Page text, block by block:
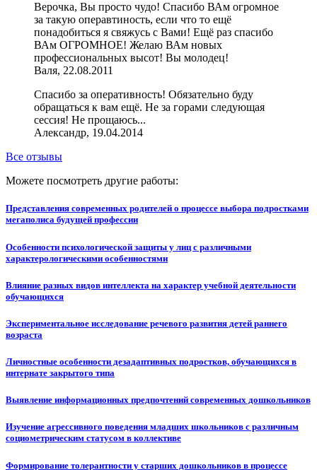
Верочка, Вы просто чудо! Спасибо ВАм огромное
за такую операвтиность, если что то ещё
понадобиться я свяжусь с Вами! Ещё раз спасибо
ВАм ОГРОМНОЕ! Желаю ВАм новых
профессиональных высот! Вы молодец!
Валя, 22.08.2011
Спасибо за оперативность! Обязательно буду
обращаться к вам ещё. Не за горами следующая
сессия! Не прощаюсь...
Александр, 19.04.2014
Все отзывы
Можете посмотреть другие работы:
Представления современных родителей о процессе выбора подростками
мегаполиса будущей профессии
Особенности психологической защиты у лиц с различными
характерологическими особенностями
Влияние разных видов интеллекта на характер учебной деятельности
обучающихся
Экспериментальное исследование речевого развития детей раннего
возраста
Личностные особенности дезадаптивных подростков, обучающихся в
интернате закрытого типа
Выявление информационных предпочтений современных дошкольников
Изучение агрессивного поведения младших школьников с различным
социометрическим статусом в коллективе
Формирование толерантности у старших дошкольников в процессе